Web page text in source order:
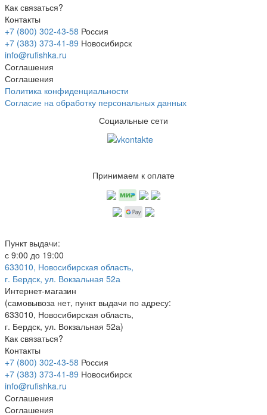
Как связаться?
Контакты
+7 (800) 302-43-58 Россия
+7 (383) 373-41-89 Новосибирск
info@rufishka.ru
Соглашения
Соглашения
Политика конфиденциальности
Согласие на обработку персональных данных
Социальные сети
Принимаем к оплате
Пункт выдачи:
с 9:00 до 19:00
633010, Новосибирская область,
г. Бердск, ул. Вокзальная 52а
Интернет-магазин
(самовывоза нет, пункт выдачи по адресу:
633010, Новосибирская область,
г. Бердск, ул. Вокзальная 52а)
Как связаться?
Контакты
+7 (800) 302-43-58 Россия
+7 (383) 373-41-89 Новосибирск
info@rufishka.ru
Соглашения
Соглашения